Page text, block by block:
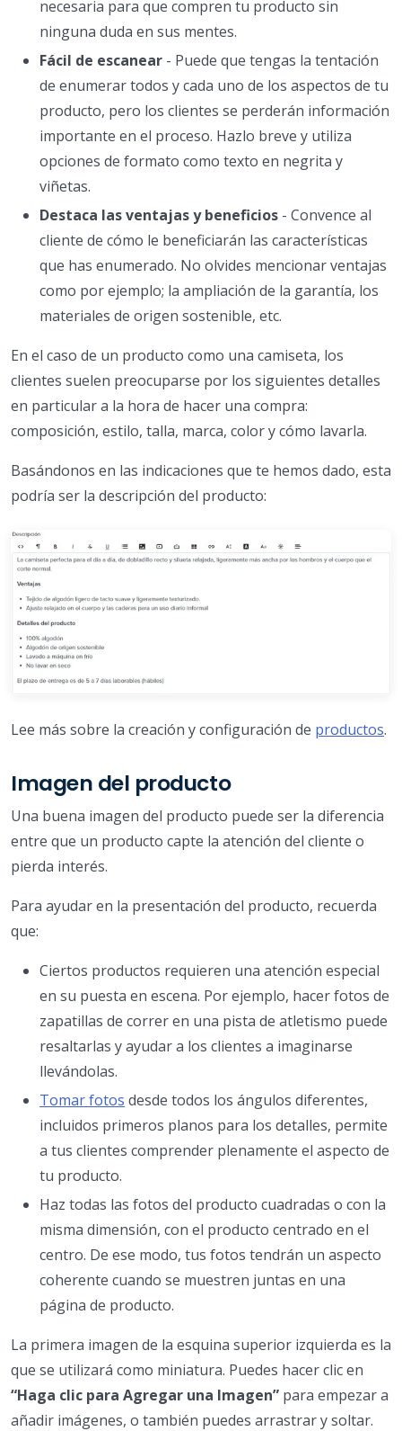
necesaria para que compren tu producto sin
ninguna duda en sus mentes.
Fácil de escanear - Puede que tengas la tentación
de enumerar todos y cada uno de los aspectos de tu
producto, pero los clientes se perderán información
importante en el proceso. Hazlo breve y utiliza
opciones de formato como texto en negrita y
viñetas.
Destaca las ventajas y beneficios - Convence al
cliente de cómo le beneficiarán las características
que has enumerado. No olvides mencionar ventajas
como por ejemplo; la ampliación de la garantía, los
materiales de origen sostenible, etc.
En el caso de un producto como una camiseta, los
clientes suelen preocuparse por los siguientes detalles
en particular a la hora de hacer una compra:
composición, estilo, talla, marca, color y cómo lavarla.
Basándonos en las indicaciones que te hemos dado, esta
podría ser la descripción del producto:
Lee más sobre la creación y configuración de productos.
Imagen del producto
Una buena imagen del producto puede ser la diferencia
entre que un producto capte la atención del cliente o
pierda interés.
Para ayudar en la presentación del producto, recuerda
que:
Ciertos productos requieren una atención especial
en su puesta en escena. Por ejemplo, hacer fotos de
zapatillas de correr en una pista de atletismo puede
resaltarlas y ayudar a los clientes a imaginarse
llevándolas.
Tomar fotos desde todos los ángulos diferentes,
incluidos primeros planos para los detalles, permite
a tus clientes comprender plenamente el aspecto de
tu producto.
Haz todas las fotos del producto cuadradas o con la
misma dimensión, con el producto centrado en el
centro. De ese modo, tus fotos tendrán un aspecto
coherente cuando se muestren juntas en una
página de producto.
La primera imagen de la esquina superior izquierda es la
que se utilizará como miniatura. Puedes hacer clic en
“Haga clic para Agregar una Imagen” para empezar a
añadir imágenes, o también puedes arrastrar y soltar.